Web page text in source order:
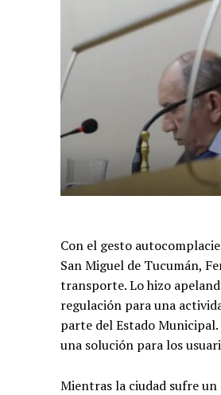
Con el gesto
San Miguel de Tucumán,
transporte. Lo hizo
regulación para una
parte del Estado
una solución para los
Mientras la ciudad sufre un